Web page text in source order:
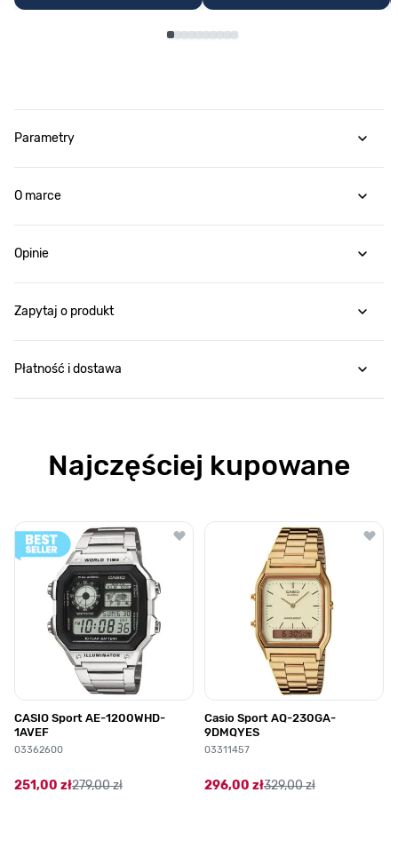
Parametry
O marce
Opinie
Zapytaj o produkt
Płatność i dostawa
Najczęściej kupowane
Poruszanie się po elementach karuzeli jest możliwe za pomocą
Naciśnij, aby pominąć karuzelę
Naciśnij, aby przejść do nawigacji karuzeli
CASIO Sport AE-1200WHD-
1AVEF
03362600
251,00 zł279,00 zł
Casio Sport AQ-230GA-
9DMQYES
03311457
296,00 zł329,00 zł